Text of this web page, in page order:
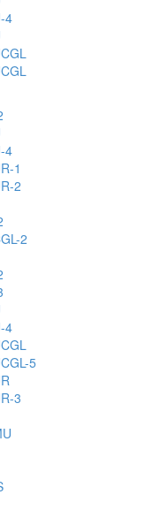
4
4
1
2
2
4
5
3